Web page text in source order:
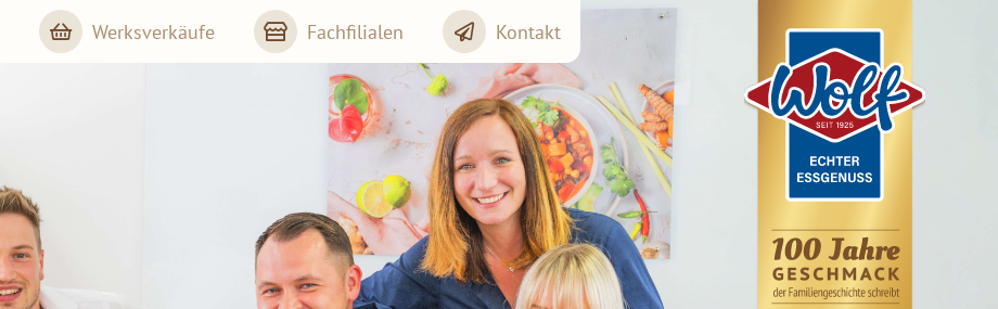
Werksverkäufe Fachfilialen Kontakt